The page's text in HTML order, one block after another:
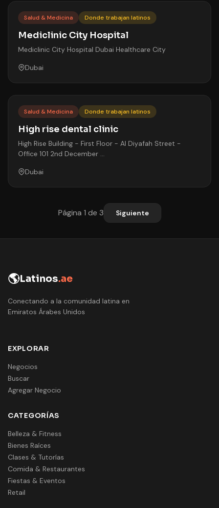
Salud & Medicina Donde trabajan latinos
Mediclinic City Hospital
Mediclinic City Hospital Dubai Healthcare City
Dubai
Salud & Medicina Donde trabajan latinos
High rise dental clinic
High Rise Building - First Floor - Al Diyafah Street -
Office 101 2nd December …
Dubai
Página 1 de 3 Siguiente
🌎Latinos.ae
Conectando a la comunidad latina en
Emiratos Árabes Unidos
EXPLORAR
Negocios
Buscar
Agregar Negocio
CATEGORÍAS
Belleza & Fitness
Bienes Raíces
Clases & Tutorías
Comida & Restaurantes
Fiestas & Eventos
Retail